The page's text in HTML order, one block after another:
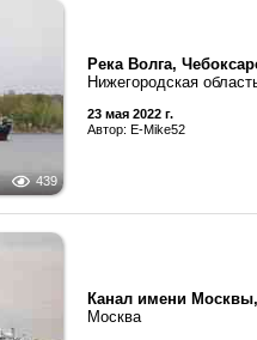
439
Река Волга,
Нижегородская
23 мая 2022 г.
Автор: E-Mike52
Канал имени
Москва